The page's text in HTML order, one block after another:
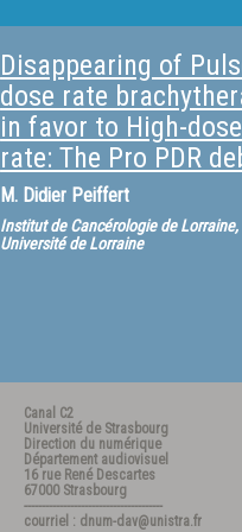
Disappearing of
dose rate
in favor to High-dose
rate: The Pro PDR
M. Didier Peiffert
Institut de Cancérologie de Lorraine,
Université de Lorraine
Canal C2
Université de Strasbourg
Direction du numérique
Département audiovisuel
16 rue René Descartes
67000 Strasbourg
---------------------------------------
courriel : dnum-dav@unistra.fr